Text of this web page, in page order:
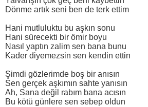
Dönme artık seni ben de terk ettim
Hani mutluluktu bu aşkın sonu
Hani sürecekti bir ömir boyu
Nasıl yaptın zalim sen bana bunu
Kader diyemezsin sen kendin ettin
Şimdi gözlerimde boş bir anısın
Sen gerçek aşkımın sahte yanısın
Ah, Sana değil rabım bana acısın
Bu kötü günlere sen sebep oldun